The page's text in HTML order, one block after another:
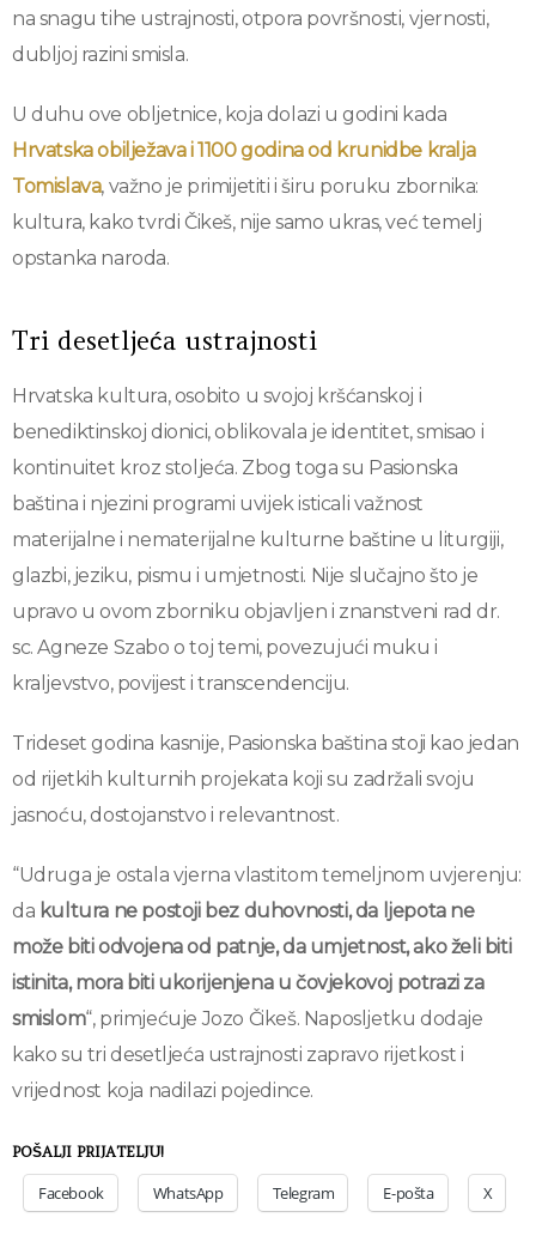
na snagu tihe ustrajnosti, otpora površnosti, vjernosti,
dubljoj razini smisla.
U duhu ove obljetnice, koja dolazi u godini kada
Hrvatska obilježava i 1100 godina od krunidbe kralja
Tomislava, važno je primijetiti i širu poruku zbornika:
kultura, kako tvrdi Čikeš, nije samo ukras, već temelj
opstanka naroda.
Tri desetljeća ustrajnosti
Hrvatska kultura, osobito u svojoj kršćanskoj i
benediktinskoj dionici, oblikovala je identitet, smisao i
kontinuitet kroz stoljeća. Zbog toga su Pasionska
baština i njezini programi uvijek isticali važnost
materijalne i nematerijalne kulturne baštine u liturgiji,
glazbi, jeziku, pismu i umjetnosti. Nije slučajno što je
upravo u ovom zborniku objavljen i znanstveni rad dr.
sc. Agneze Szabo o toj temi, povezujući muku i
kraljevstvo, povijest i transcendenciju.
Trideset godina kasnije, Pasionska baština stoji kao jedan
od rijetkih kulturnih projekata koji su zadržali svoju
jasnoću, dostojanstvo i relevantnost.
“Udruga je ostala vjerna vlastitom temeljnom uvjerenju:
da kultura ne postoji bez duhovnosti, da ljepota ne
može biti odvojena od patnje, da umjetnost, ako želi biti
istinita, mora biti ukorijenjena u čovjekovoj potrazi za
smislom“, primjećuje Jozo Čikeš. Naposljetku dodaje
kako su tri desetljeća ustrajnosti zapravo rijetkost i
vrijednost koja nadilazi pojedince.
POŠALJI PRIJATELJU!
Facebook WhatsApp Telegram E-pošta X